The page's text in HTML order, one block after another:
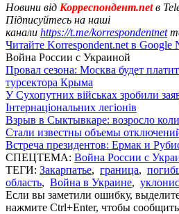
Новини від Корреспондент.netв
Підписуйтесь на наші
канали https://t.me/korrespondentnet
Читайте Korrespondent.net в Google
Война России с Украиной
Провал сезона: Москва будет
турсектора Крыма
У Сухопутних військах зробили
Інтернаціональних легіонів
Взрыв в Сыктывкаре: возросло
Стали известны объемы
Встреча президентов: Ермак и
СПЕЦТЕМА: Война России с
ТЕГИ: Закарпатье, граница,
область, Война в Украине,
Если вы заметили ошибку,
нажмите Ctrl+Enter, чтобы